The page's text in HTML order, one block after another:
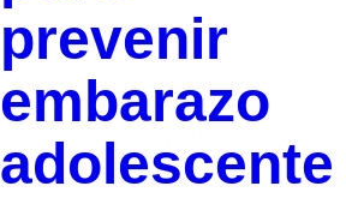
prevenir
embarazo
adolescente